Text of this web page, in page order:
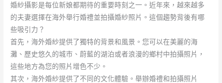
婚紗攝影是每位新娘都期待的重要時刻之一。近年來，越來越多
的夫妻選擇在海外舉行婚禮並拍攝婚紗照片。這個趨勢背後有哪
些吸引力？
首先，海外婚紗提供了獨特的背景和風景。您可以在美麗的海
灘、歷史悠久的城市、蔚藍的湖泊或者浪漫的鄉村中拍攝照片，
這些地方為您的照片增色不少。
其次，海外婚紗提供了不同的文化體驗。舉辦婚禮和拍攝照片